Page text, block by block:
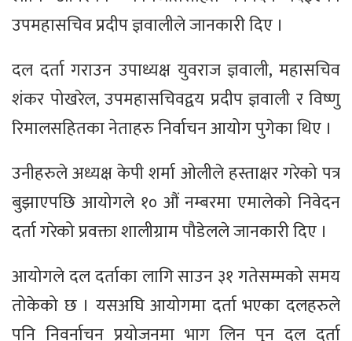
उपमहासचिव प्रदीप ज्ञवालीले जानकारी दिए ।
दल दर्ता गराउन उपाध्यक्ष युवराज ज्ञवाली, महासचिव
शंकर पोखरेल, उपमहासचिवद्वय प्रदीप ज्ञवाली र विष्णु
रिमालसहितका नेताहरु निर्वाचन आयोग पुगेका थिए ।
उनीहरुले अध्यक्ष केपी शर्मा ओलीले हस्ताक्षर गरेको पत्र
बुझाएपछि आयोगले १० औं नम्बरमा एमालेको निवेदन
दर्ता गरेको प्रवक्ता शालीग्राम पौडेलले जानकारी दिए ।
आयोगले दल दर्ताका लागि साउन ३१ गतेसम्मको समय
तोकेको छ । यसअघि आयोगमा दर्ता भएका दलहरुले